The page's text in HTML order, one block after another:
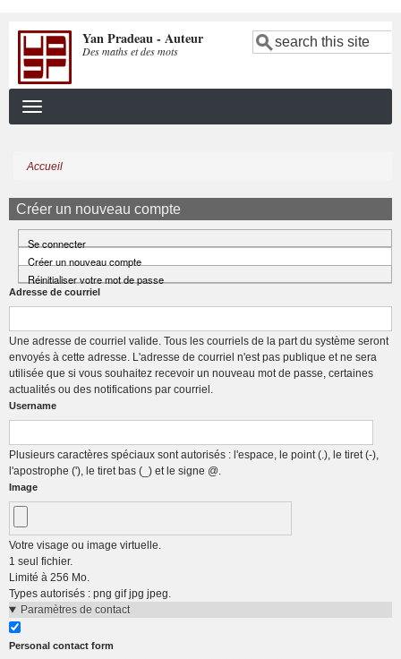
contenu
principal
Search
Yan Pradeau - Auteur
Des maths et des mots
d'Ariane
Accueil
Créer un nouveau compte
Primary
tabs
Se connecter
Créer un nouveau compte
actif)
Réinitialiser votre mot de passe
Adresse de courriel
Une adresse de courriel valide. Tous les courriels de la part du système seront
envoyés à cette adresse. L'adresse de courriel n'est pas publique et ne sera
utilisée que si vous souhaitez recevoir un nouveau mot de passe, certaines
actualités ou des notifications par courriel.
Username
Plusieurs caractères spéciaux sont autorisés : l'espace, le point (.), le tiret (-),
l'apostrophe ('), le tiret bas (_) et le signe @.
Image
Votre visage ou image virtuelle.
1 seul fichier.
Limité à 256 Mo.
Types autorisés : png gif jpg jpeg.
Paramètres de contact
Personal contact form